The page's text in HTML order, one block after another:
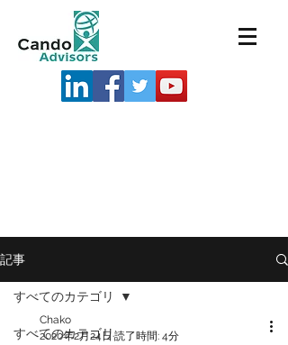
記事
すべてのカテゴリ
すべてのカテゴリ
Chako
2020年2月24日 読了時間: 4分